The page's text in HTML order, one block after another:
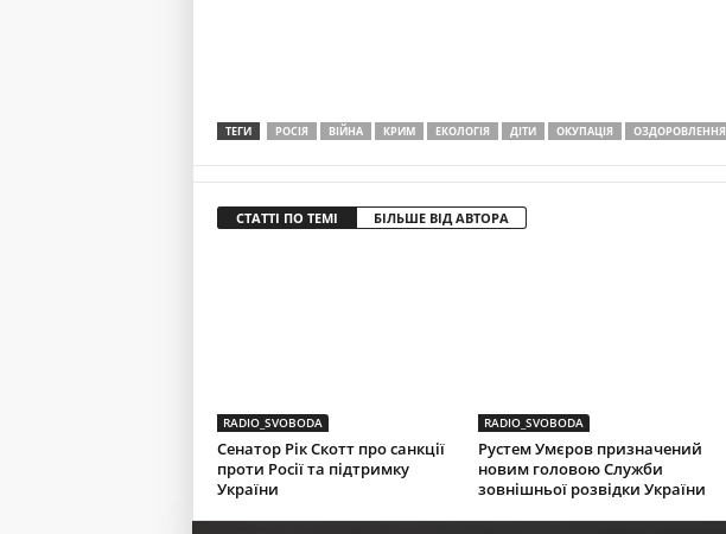
ТЕГИ РОСІЯ ВІЙНА КРИМ ЕКОЛОГІЯ ДІТИ ОКУПАЦІЯ ОЗДОРОВЛЕННЯ
СТАТТІ ПО ТЕМІ БІЛЬШЕ ВІД АВТОРА
RADIO_SVOBODA
Сенатор Рік Скотт про санкції
проти Росії та підтримку
України
RADIO_SVOBODA
Рустем Умєров призначений
новим головою Служби
зовнішньої розвідки України